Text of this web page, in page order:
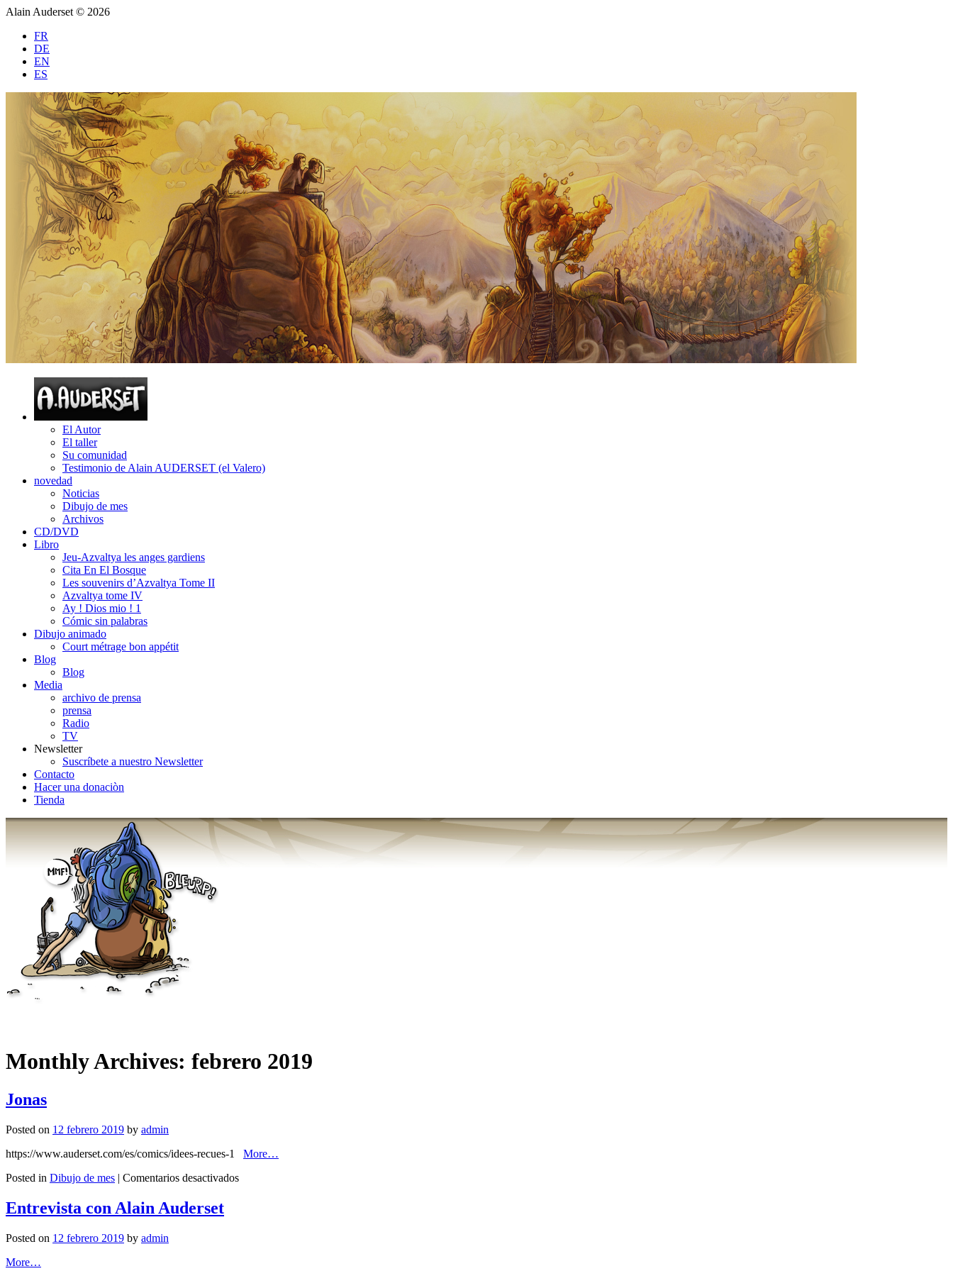
Alain Auderset © 2026
FR
DE
EN
ES
El Autor
El taller
Su comunidad
Testimonio de Alain AUDERSET (el Valero)
novedad
Noticias
Dibujo de mes
Archivos
CD/DVD
Libro
Jeu-Azvaltya les anges gardiens
Cita En El Bosque
Les souvenirs d’Azvaltya Tome II
Azvaltya tome IV
Ay ! Dios mio ! 1
Cómic sin palabras
Dibujo animado
Court métrage bon appétit
Blog
Blog
Media
archivo de prensa
prensa
Radio
TV
Newsletter
Suscríbete a nuestro Newsletter
Contacto
Hacer una donaciòn
Tienda
Monthly Archives: febrero 2019
Jonas
Posted on 12 febrero 2019 by admin
https://www.auderset.com/es/comics/idees-recues-1 More…
Posted in Dibujo de mes | Comentarios desactivadosen
Entrevista con Alain Auderset
Posted on 12 febrero 2019 by admin
More…